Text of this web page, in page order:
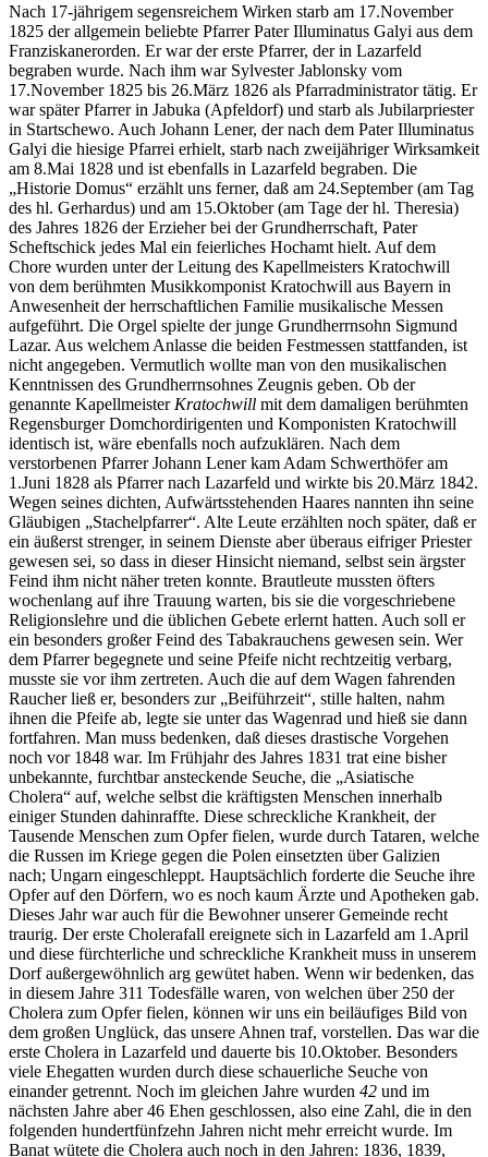
Nach 17-jährigem segensreichem Wirken starb am 17.November
1825 der allgemein beliebte Pfarrer Pater Illuminatus Galyi aus dem
Franziskanerorden. Er war der erste Pfarrer, der in Lazarfeld
begraben wurde. Nach ihm war Sylvester Jablonsky vom
17.November 1825 bis 26.März 1826 als Pfarradministrator tätig. Er
war später Pfarrer in Jabuka (Apfeldorf) und starb als Jubilarpriester
in Startschewo. Auch Johann Lener, der nach dem Pater Illuminatus
Galyi die hiesige Pfarrei erhielt, starb nach zweijähriger Wirksamkeit
am 8.Mai 1828 und ist ebenfalls in Lazarfeld begraben. Die
„Historie Domus“ erzählt uns ferner, daß am 24.September (am Tag
des hl. Gerhardus) und am 15.Oktober (am Tage der hl. Theresia)
des Jahres 1826 der Erzieher bei der Grundherrschaft, Pater
Scheftschick jedes Mal ein feierliches Hochamt hielt. Auf dem
Chore wurden unter der Leitung des Kapellmeisters Kratochwill
von dem berühmten Musikkomponist Kratochwill aus Bayern in
Anwesenheit der herrschaftlichen Familie musikalische Messen
aufgeführt. Die Orgel spielte der junge Grundherrnsohn Sigmund
Lazar. Aus welchem Anlasse die beiden Festmessen stattfanden, ist
nicht angegeben. Vermutlich wollte man von den musikalischen
Kenntnissen des Grundherrnsohnes Zeugnis geben. Ob der
genannte Kapellmeister Kratochwill mit dem damaligen berühmten
Regensburger Domchordirigenten und Komponisten Kratochwill
identisch ist, wäre ebenfalls noch aufzuklären. Nach dem
verstorbenen Pfarrer Johann Lener kam Adam Schwerthöfer am
1.Juni 1828 als Pfarrer nach Lazarfeld und wirkte bis 20.März 1842.
Wegen seines dichten, Aufwärtsstehenden Haares nannten ihn seine
Gläubigen „Stachelpfarrer“. Alte Leute erzählten noch später, daß er
ein äußerst strenger, in seinem Dienste aber überaus eifriger Priester
gewesen sei, so dass in dieser Hinsicht niemand, selbst sein ärgster
Feind ihm nicht näher treten konnte. Brautleute mussten öfters
wochenlang auf ihre Trauung warten, bis sie die vorgeschriebene
Religionslehre und die üblichen Gebete erlernt hatten. Auch soll er
ein besonders großer Feind des Tabakrauchens gewesen sein. Wer
dem Pfarrer begegnete und seine Pfeife nicht rechtzeitig verbarg,
musste sie vor ihm zertreten. Auch die auf dem Wagen fahrenden
Raucher ließ er, besonders zur „Beiführzeit“, stille halten, nahm
ihnen die Pfeife ab, legte sie unter das Wagenrad und hieß sie dann
fortfahren. Man muss bedenken, daß dieses drastische Vorgehen
noch vor 1848 war. Im Frühjahr des Jahres 1831 trat eine bisher
unbekannte, furchtbar ansteckende Seuche, die „Asiatische
Cholera“ auf, welche selbst die kräftigsten Menschen innerhalb
einiger Stunden dahinraffte. Diese schreckliche Krankheit, der
Tausende Menschen zum Opfer fielen, wurde durch Tataren, welche
die Russen im Kriege gegen die Polen einsetzten über Galizien
nach; Ungarn eingeschleppt. Hauptsächlich forderte die Seuche ihre
Opfer auf den Dörfern, wo es noch kaum Ärzte und Apotheken gab.
Dieses Jahr war auch für die Bewohner unserer Gemeinde recht
traurig. Der erste Cholerafall ereignete sich in Lazarfeld am 1.April
und diese fürchterliche und schreckliche Krankheit muss in unserem
Dorf außergewöhnlich arg gewütet haben. Wenn wir bedenken, das
in diesem Jahre 311 Todesfälle waren, von welchen über 250 der
Cholera zum Opfer fielen, können wir uns ein beiläufiges Bild von
dem großen Unglück, das unsere Ahnen traf, vorstellen. Das war die
erste Cholera in Lazarfeld und dauerte bis 10.Oktober. Besonders
viele Ehegatten wurden durch diese schauerliche Seuche von
einander getrennt. Noch im gleichen Jahre wurden 42 und im
nächsten Jahre aber 46 Ehen geschlossen, also eine Zahl, die in den
folgenden hundertfünfzehn Jahren nicht mehr erreicht wurde. Im
Banat wütete die Cholera auch noch in den Jahren: 1836, 1839,